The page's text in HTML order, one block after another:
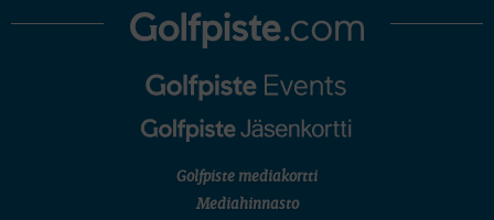
Golfpiste mediakortti
Mediahinnasto